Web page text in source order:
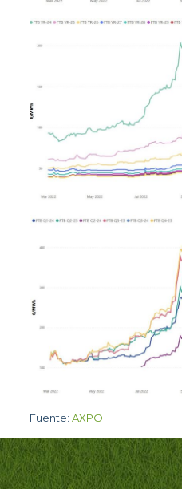
Fuente: AXPO